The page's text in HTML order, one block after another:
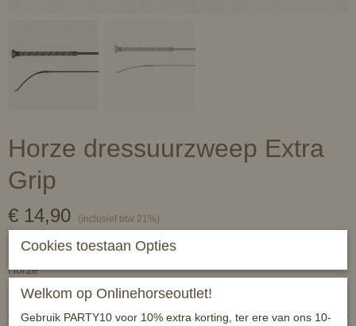
Horze dressuurzweep Extra
Grip
€ 14,90 (inclusief btw 21%)
Op voorraad
Horze
Cookies toestaan Opties
Welkom op Onlinehorseoutlet!
Gebruik PARTY10 voor 10% extra korting, ter ere van ons 10-